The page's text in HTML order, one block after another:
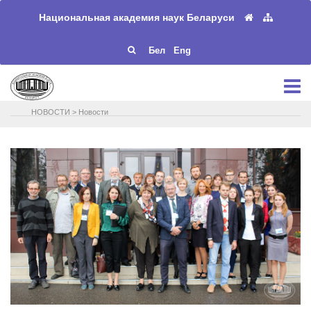
Национальная академия наук Беларуси
Бел Eng
НОВОСТИ > Новости